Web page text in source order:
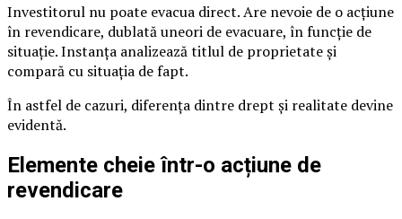
Investitorul nu poate evacua direct. Are nevoie de o acțiune
în revendicare, dublată uneori de evacuare, în funcție de
situație. Instanța analizează titlul de proprietate și
compară cu situația de fapt.
În astfel de cazuri, diferența dintre drept și realitate devine
evidentă.
Elemente cheie într-o acțiune de
revendicare